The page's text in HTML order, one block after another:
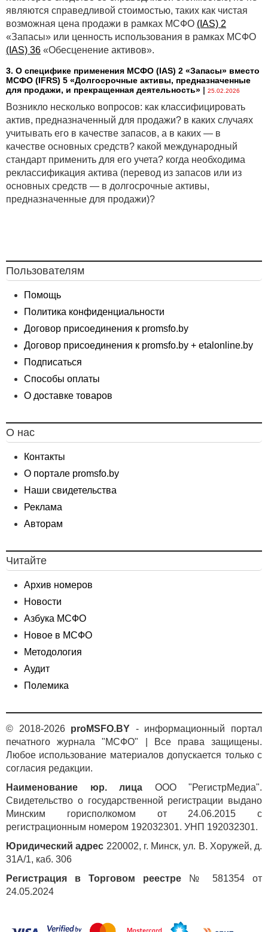
являются справедливой стоимостью, таких как чистая
возможная цена продажи в рамках МСФО (IAS) 2
«Запасы» или ценность использования в рамках МСФО
(IAS) 36 «Обесценение активов».
3. О специфике применения МСФО (IАS) 2 «Запасы» вместо
МСФО (IFRS) 5 «Долгосрочные активы, предназначенные
для продажи, и прекращенная деятельность» | 25.02.2026
Возникло несколько вопросов: как классифицировать
актив, предназначенный для продажи? в каких случаях
учитывать его в качестве запасов, а в каких — в
качестве основных средств? какой международный
стандарт применить для его учета? когда необходима
реклассификация актива (перевод из запасов или из
основных средств — в долгосрочные активы,
предназначенные для продажи)?
Пользователям
Помощь
Политика конфиденциальности
Договор присоединения к promsfo.by
Договор присоединения к promsfo.by + etalonline.by
Подписаться
Способы оплаты
О доставке товаров
О нас
Контакты
О портале promsfo.by
Наши свидетельства
Реклама
Авторам
Читайте
Архив номеров
Новости
Азбука МСФО
Новое в МСФО
Методология
Аудит
Полемика
© 2018-2026 proMSFO.BY - информационный портал
печатного журнала "МСФО" | Все права защищены.
Любое использование материалов допускается только с
согласия редакции.
Наименование юр. лица ООО "РегистрМедиа".
Свидетельство о государственной регистрации выдано
Минским горисполкомом от 24.06.2015 с
регистрационным номером 192032301. УНП 192032301.
Юридический адрес 220002, г. Минск, ул. В. Хоружей, д.
31А/1, каб. 306
Регистрация в Торговом реестре № 581354 от
24.05.2024